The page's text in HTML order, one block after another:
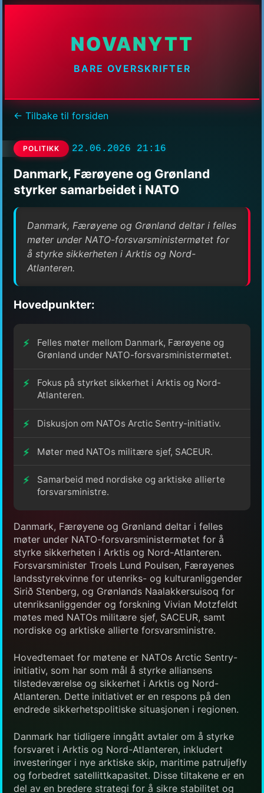
NOVANYTT
BARE OVERSKRIFTER
← Tilbake til forsiden
POLITIKK 22.06.2026 21:16
Danmark, Færøyene og Grønland
styrker samarbeidet i NATO
Danmark, Færøyene og Grønland deltar i felles
møter under NATO-forsvarsministermøtet for
å styrke sikkerheten i Arktis og Nord-
Atlanteren.
Hovedpunkter:
Felles møter mellom Danmark, Færøyene og
Grønland under NATO-forsvarsministermøtet.
Fokus på styrket sikkerhet i Arktis og Nord-
Atlanteren.
Diskusjon om NATOs Arctic Sentry-initiativ.
Møter med NATOs militære sjef, SACEUR.
Samarbeid med nordiske og arktiske allierte
forsvarsministre.
Danmark, Færøyene og Grønland deltar i felles
møter under NATO-forsvarsministermøtet for å
styrke sikkerheten i Arktis og Nord-Atlanteren.
Forsvarsminister Troels Lund Poulsen, Færøyenes
landsstyrekvinne for utenriks- og kulturanliggender
Sirið Stenberg, og Grønlands Naalakkersuisoq for
utenriksanliggender og forskning Vivian Motzfeldt
møtes med NATOs militære sjef, SACEUR, samt
nordiske og arktiske allierte forsvarsministre.
Hovedtemaet for møtene er NATOs Arctic Sentry-
initiativ, som har som mål å styrke alliansens
tilstedeværelse og sikkerhet i Arktis og Nord-
Atlanteren. Dette initiativet er en respons på den
endrede sikkerhetspolitiske situasjonen i regionen.
Danmark har tidligere inngått avtaler om å styrke
forsvaret i Arktis og Nord-Atlanteren, inkludert
investeringer i nye arktiske skip, maritime patruljefly
og forbedret satellittkapasitet. Disse tiltakene er en
del av en bredere strategi for å sikre stabilitet og